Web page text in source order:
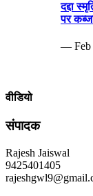
दद्दा
पर
— Feb
वीडियो
संपादक
Rajesh Jaiswal
9425401405